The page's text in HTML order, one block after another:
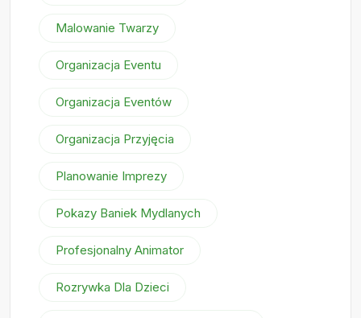
Malowanie Twarzy
Organizacja Eventu
Organizacja Eventów
Organizacja Przyjęcia
Planowanie Imprezy
Pokazy Baniek Mydlanych
Profesjonalny Animator
Rozrywka Dla Dzieci